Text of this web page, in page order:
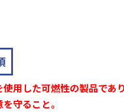
用した可燃性の製品であ
守ること。